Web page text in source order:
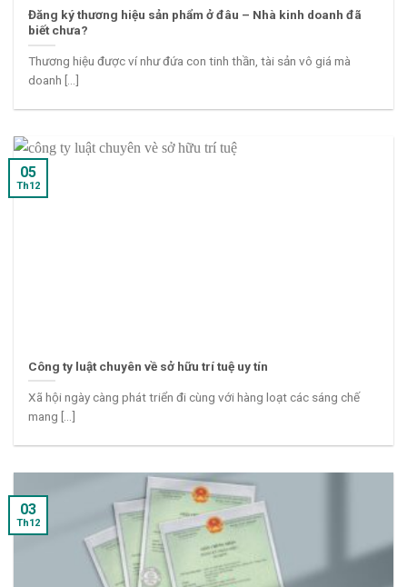
Đăng ký thương hiệu sản phẩm ở đâu – Nhà kinh doanh đã
biết chưa?
Thương hiệu được ví như đứa con tinh thần, tài sản vô giá mà
doanh [...]
Công ty luật chuyên về sở hữu trí tuệ uy tín
Xã hội ngày càng phát triển đi cùng với hàng loạt các sáng chế
mang [...]
05
Th12
03
Th12